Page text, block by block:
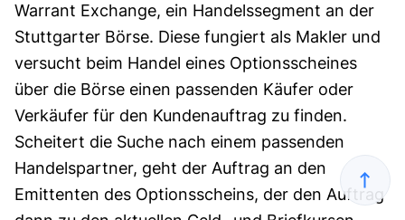
Warrant Exchange, ein Handelssegment an der
Stuttgarter Börse. Diese fungiert als Makler und
versucht beim Handel eines Options­scheines
über die Börse einen passenden Käufer oder
Verkäufer für den Kundenauftrag zu finden.
Scheitert die Suche nach einem passenden
Handels­partner, geht der Auftrag an den
Emittenten des Options­scheins, der den Auftrag